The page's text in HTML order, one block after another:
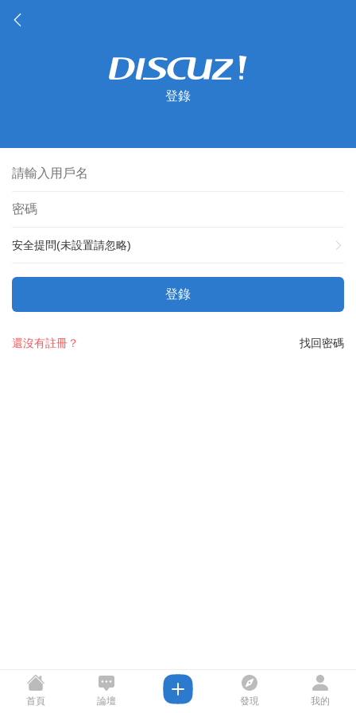
登錄
安全提問(未設置請忽略)
登錄
找回密碼
還沒有註冊？
首頁 論壇 發現 我的